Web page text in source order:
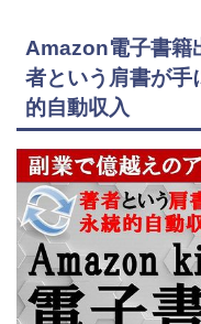
Amazon電子書籍
者という肩書が手
的自動収入